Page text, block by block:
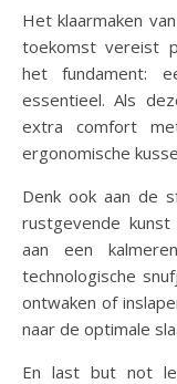
Het klaarmaken
toekomst vereist
het fundament:
essentieel. Als
extra comfort
ergonomische
Denk ook aan de
rustgevende
aan een
technologische
ontwaken of
naar de optimale
En last but not